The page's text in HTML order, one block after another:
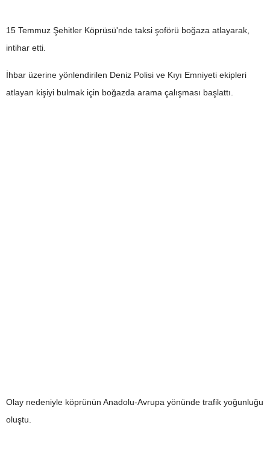
15 Temmuz Şehitler Köprüsü'nde taksi şoförü boğaza atlayarak,
intihar etti.
İhbar üzerine yönlendirilen Deniz Polisi ve Kıyı Emniyeti ekipleri
atlayan kişiyi bulmak için boğazda arama çalışması başlattı.
Olay nedeniyle köprünün Anadolu-Avrupa yönünde trafik yoğunluğu
oluştu.